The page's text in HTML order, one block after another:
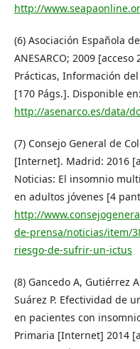
http://
(6) Asociación Española
ANESARCO; 2009
Prácticas, Información
[170 Págs.]. Disponible en:
http://asenarco.es/data/
(7) Consejo General de
[Internet]. Madrid: 2016
Noticias: El insomnio
en adultos jóvenes [4
http://
de-prensa/noticias/item/
riesgo-de-sufrir-un-ictus
(8) Gancedo A, Gutiérrez
Suárez P. Efectividad de
en pacientes con
Primaria [Internet] 2014